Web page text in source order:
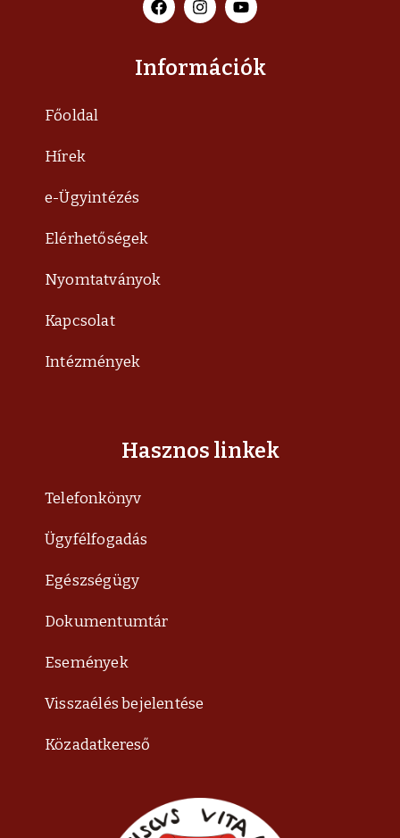
Hasznos linkek
Telefonkönyv
Ügyfélfogadás
Egészségügy
Dokumentumtár
Események
Visszaélés bejelentése
Közadatkereső
Információk
Főoldal
Hírek
e-Ügyintézés
Elérhetőségek
Nyomtatványok
Kapcsolat
Intézmények